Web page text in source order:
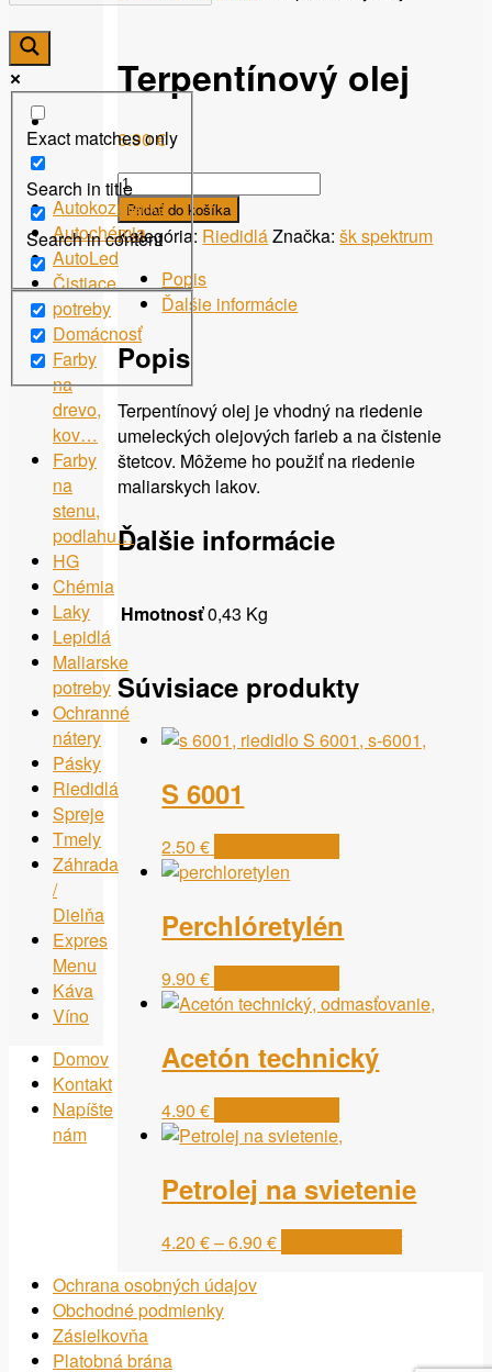
Terpentínový olej
6.90€
množstvo
Terpentínový
olej
Pridať do košíka
Kategória: RiedidláZnačka:šk spektrum
Popis
Ďalšie informácie
Popis
Terpentínový olej je vhodný na riedenie
umeleckých olejových farieb a na čistenie
štetcov. Môžeme ho použiť na riedenie
maliarskych lakov.
Ďalšie informácie
Hmotnosť0,43 Kg
Súvisiace produkty
S 6001
2.50€
Perchlóretylén
9.90€
Acetón technický
4.90€
Petrolej na svietenie
4.20€–6.90€PriceVýber možnostíTento
Možnosti
Exact matches only
Search in title
Search in content
Autokozmetika
Autochémia
AutoLed
Čistiace
potreby
Domácnosť
Farby
na
drevo,
kov…
Farby
na
stenu,
podlahu…
HG
Chémia
Laky
Lepidlá
Maliarske
potreby
Ochranné
nátery
Pásky
Riedidlá
Spreje
Tmely
Záhrada
/
Dielňa
Expres
Menu
Káva
Víno
Domov
Kontakt
Napíšte
nám
Ochrana osobných údajov
Obchodné podmienky
Zásielkovňa
Platobná brána